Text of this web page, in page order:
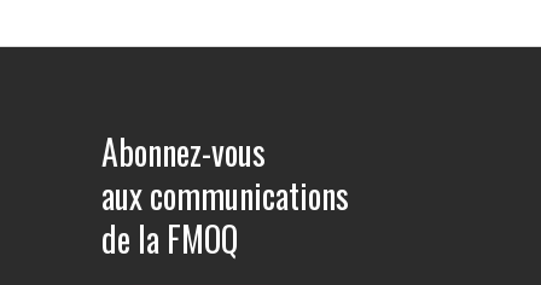
Abonnez-vous
aux communications
de la FMOQ